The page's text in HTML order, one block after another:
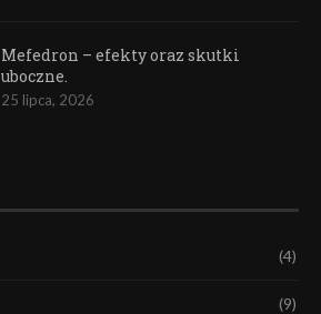
Mefedron – efekty oraz skutki
uboczne.
25 lipca, 2026
(4)
(9)